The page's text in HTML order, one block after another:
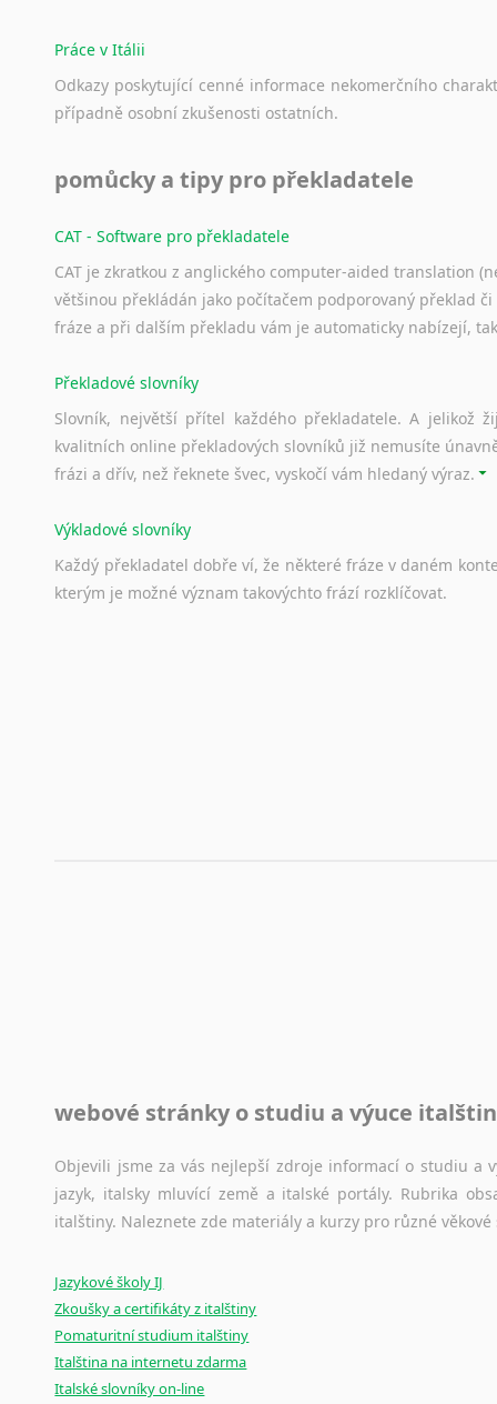
Práce v Itálii
Odkazy poskytující cenné informace nekomerčního
případně osobní zkušenosti ostatních.
pomůcky a tipy pro překladatele
CAT - Software pro překladatele
CAT je zkratkou z anglického computer-aided translation
většinou překládán jako počítačem podporovaný překlad
fráze a při dalším překladu vám je automaticky nabízejí,
Překladové slovníky
Slovník, největší přítel každého překladatele. A jelikož
kvalitních online překladových slovníků již nemusíte
frázi a dřív, než řeknete švec, vyskočí vám hledaný výraz.
Výkladové slovníky
Každý překladatel dobře ví, že některé fráze v daném
kterým je možné význam takovýchto frází rozklíčovat.
Jazykový korpus je elektronický soubor autentických
původního zdroje textu.
Ostatní pomůcky pro překladatele
poradny a pravidla
webové stránky o studiu a výuce
Objevili jsme za vás nejlepší zdroje informací o studiu a
jazyk, italsky mluvící země a italské portály. Rubrika
italštiny. Naleznete zde materiály a kurzy pro různé věkové
Jazykové školy IJ
Zkoušky a certifikáty z italštiny
Pomaturitní studium italštiny
Italština na internetu zdarma
Italské slovníky on-line